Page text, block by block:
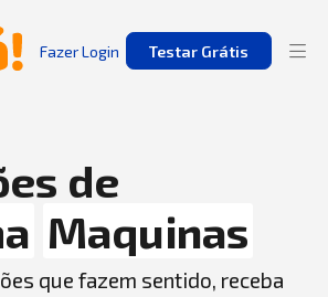
Fazer Login Testar Grátis
de
Maquinas
que fazem sentido, receba